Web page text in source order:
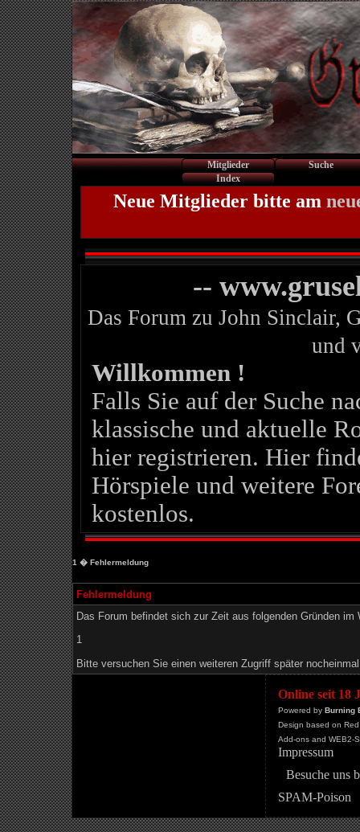
Mitglieder
Suche
Index
Neue Mitglieder bitte am
--
Das Forum zu John Sinclair,
und
Willkommen !
Falls Sie auf der Suche
klassische und aktuelle
hier registrieren. Hier
Hörspiele und weitere
kostenlos.
1 � Fehlermeldung
Fehlermeldung
Das Forum befindet sich zur Zeit aus folgenden Gründen im
1
Bitte versuchen Sie einen weiteren Zugriff später
Online seit 18
Powered by Burning
Design based on
Add-ons and WEB2-
Impressum
Besuche uns
SPAM-Poison